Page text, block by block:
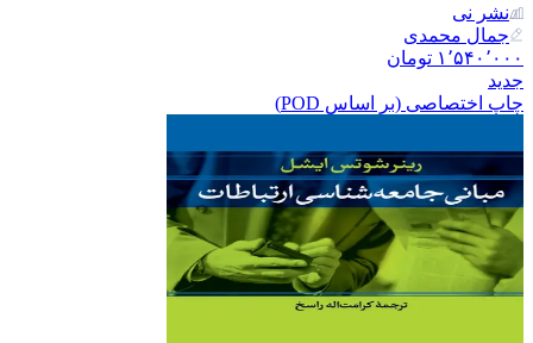
نشر نی
جمال محمدی
۱٬۵۴۰٬۰۰۰ تومان
جدید
چاپ اختصاصی (بر اساس POD)